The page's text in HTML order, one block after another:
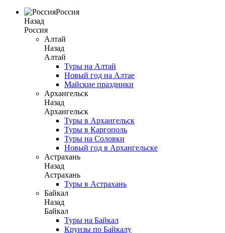
Россия
Назад
Россия
Алтай
Назад
Алтай
Туры на Алтай
Новый год на Алтае
Майские праздники
Архангельск
Назад
Архангельск
Туры в Архангельск
Туры в Каргополь
Туры на Соловки
Новый год в Архангельске
Астрахань
Назад
Астрахань
Туры в Астрахань
Байкал
Назад
Байкал
Туры на Байкал
Круизы по Байкалу